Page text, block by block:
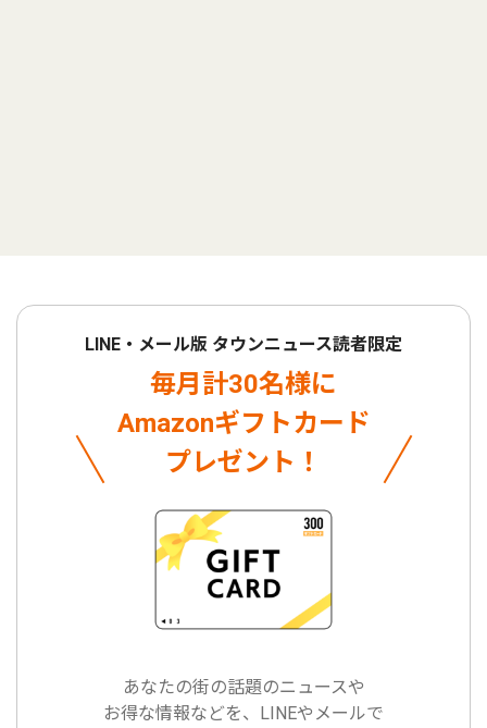
LINE・メール版 タウンニュース読者限定
毎月計30名様に
Amazonギフトカード
プレゼント！
あなたの街の話題のニュースや
お得な情報などを、LINEやメールで